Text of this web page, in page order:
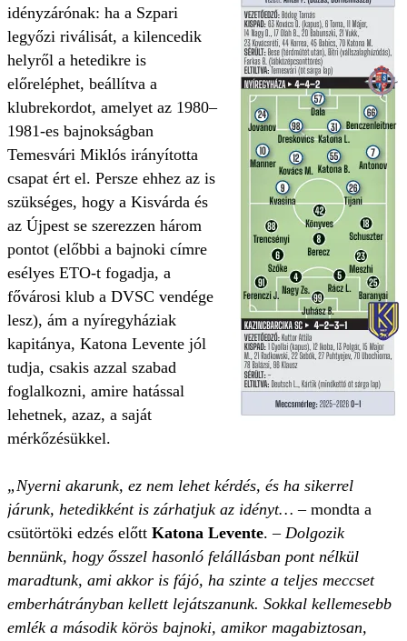
idényzárónak: ha a Szpari
legyőzi riválisát, a kilencedik
helyről a hetedikre is
előreléphet, beállítva a
klubrekordot, amelyet az 1980–
1981-es bajnokságban
Temesvári Miklós irányította
csapat ért el. Persze ehhez az is
szükséges, hogy a Kisvárda és
az Újpest se szerezzen három
pontot (előbbi a bajnoki címre
esélyes ETO-t fogadja, a
fővárosi klub a DVSC vendége
lesz), ám a nyíregyháziak
kapitánya, Katona Levente jól
tudja, csakis azzal szabad
foglalkozni, amire hatással
lehetnek, azaz, a saját
mérkőzésükkel.
„Nyerni akarunk, ez nem lehet kérdés, és ha sikerrel
járunk, hetedikként is zárhatjuk az idényt… – mondta a
csütörtöki edzés előtt Katona Levente. – Dolgozik
bennünk, hogy ősszel hasonló felállásban pont nélkül
maradtunk, ami akkor is fájó, ha szinte a teljes meccset
emberhátrányban kellett lejátszanunk. Sokkal kellemesebb
emlék a második körös bajnoki, amikor magabiztosan,